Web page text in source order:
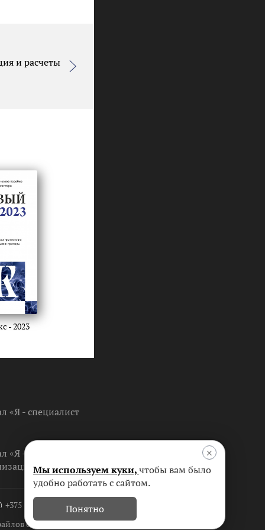
и расчеты
- 2023
«Я - специалист
«Я -
»
+375 (17) 256-25-55
cookie
×
Мы используем куки,чтобы вам было
удобно работать с сайтом.
Понятно